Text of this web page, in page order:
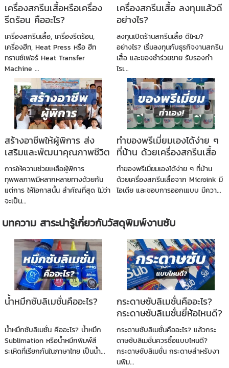
เครื่องสกรีนเสื้อหรือเครื่อง
รีดร้อน คืออะไร?
เครื่องสกรีนเสื้อ, เครื่องรีดร้อน,
เครื่องฮีท, Heat Press หรือ ฮีท
ทรานซ์เฟอร์ Heat Transfer
Machine ...
เครื่องสกรีนเสื้อ ลงทุนแล้วดี
อย่างไร?
ลงทุนเปิดร้านสกรีนเสื้อ ดีไหม?
อย่างไร? เริ่มลงทุนกับธุรกิจงานสกรีน
เสื้อ และของชำร่วยขาย รับรองกำ
ไรเ...
สร้างอาชีพให้ผู้พิการ ส่ง
เสริมและพัฒนาคุณภาพชีวิต
การให้ความช่วยเหลือผู้พิการ
ทุพพลภาพมีหลากหลายทางด้วยกัน
แต่การ ให้โอกาสนั้น สำคัญที่สุด ไม่ว่า
จะเป็น...
ทำของพรีเมี่ยมเองได้ง่าย ๆ
ที่บ้าน ด้วยเครื่องสกรีนเสื้อ
จาก Microink
ทำของพรีเมี่ยมเองได้ง่าย ๆ ที่บ้าน
ด้วยเครื่องสกรีนเสื้อจาก Microink มี
ไอเดีย และชอบการออกเแบบ มีควา...
บทความ สาระน่ารู้เกี่ยวกับวัสดุพิมพ์งานซับ
น้ำหมึกซับลิเมชั่นคืออะไร?
น้ำหมึกซับลิเมชั่น คืออะไร? น้ำหมึก
Sublimation หรือน้ำหมึกพิมพ์สี
ระเหิดที่เรียกกันในภาษาไทย เป็นน้ำ...
กระดาษซับลิเมชั่นคืออะไร?
กระดาษซับลิเมชั่นยี่ห้อไหนดี?
กระดาษซับลิเมชั่นคืออะไร? แล้วกระ
ดาษซับลิเมชั่นควรซื้อแบบไหนดี?
กระดาษซับลิเมชั่น กระดาษสำหรับงา
นพิม...